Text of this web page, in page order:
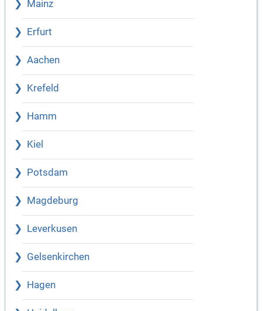
Mainz
Erfurt
Aachen
Krefeld
Hamm
Kiel
Potsdam
Magdeburg
Leverkusen
Gelsenkirchen
Hagen